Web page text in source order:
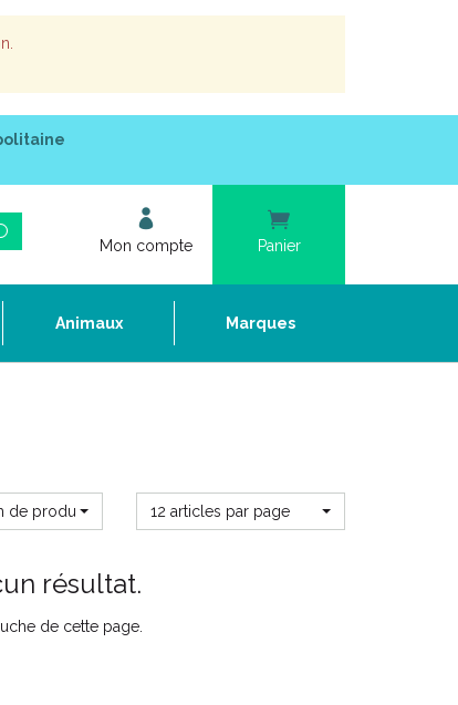
Mon compte Panier
Animaux Marques
de produit 12 articles par page
résultat.
de cette page.